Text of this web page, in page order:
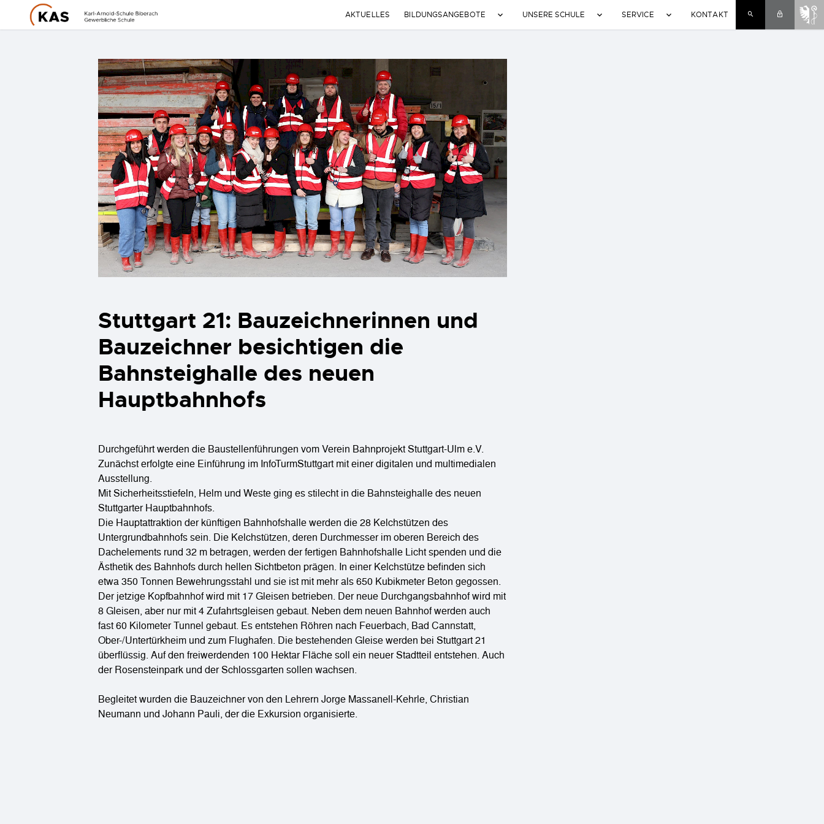
AKTUELLES BILDUNGSANGEBOTE UNSERE SCHULE SERVICE KONTAKT SUCHE
INTERNE
LINKS
Stuttgart 21: Bauzeichnerinnen und
Bauzeichner besichtigen die
Bahnsteighalle des neuen
Hauptbahnhofs
Durchgeführt werden die Baustellenführungen vom Verein Bahnprojekt Stuttgart-Ulm e.V.
Zunächst erfolgte eine Einführung im InfoTurmStuttgart mit einer digitalen und multimedialen
Ausstellung.
Mit Sicherheitsstiefeln, Helm und Weste ging es stilecht in die Bahnsteighalle des neuen
Stuttgarter Hauptbahnhofs.
Die Hauptattraktion der künftigen Bahnhofshalle werden die 28 Kelchstützen des
Untergrundbahnhofs sein. Die Kelchstützen, deren Durchmesser im oberen Bereich des
Dachelements rund 32 m betragen, werden der fertigen Bahnhofshalle Licht spenden und die
Ästhetik des Bahnhofs durch hellen Sichtbeton prägen. In einer Kelchstütze befinden sich
etwa 350 Tonnen Bewehrungsstahl und sie ist mit mehr als 650 Kubikmeter Beton gegossen.
Der jetzige Kopfbahnhof wird mit 17 Gleisen betrieben. Der neue Durchgangsbahnhof wird mit
8 Gleisen, aber nur mit 4 Zufahrtsgleisen gebaut. Neben dem neuen Bahnhof werden auch
fast 60 Kilometer Tunnel gebaut. Es entstehen Röhren nach Feuerbach, Bad Cannstatt,
Ober-/Untertürkheim und zum Flughafen. Die bestehenden Gleise werden bei Stuttgart 21
überflüssig. Auf den freiwerdenden 100 Hektar Fläche soll ein neuer Stadtteil entstehen. Auch
der Rosensteinpark und der Schlossgarten sollen wachsen.
Begleitet wurden die Bauzeichner von den Lehrern Jorge Massanell-Kehrle, Christian
Neumann und Johann Pauli, der die Exkursion organisierte.